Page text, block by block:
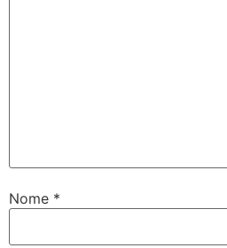
Nome *